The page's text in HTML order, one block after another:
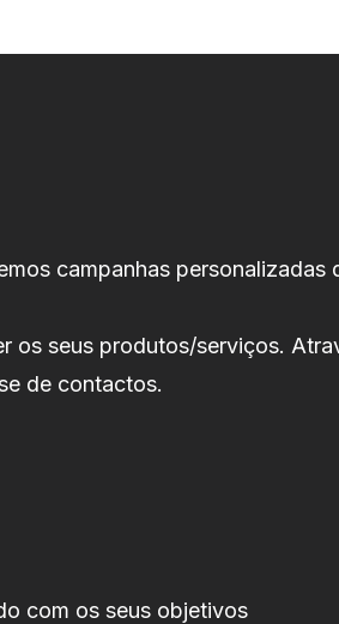
campanhas personalizadas
os seus produtos/serviços.
de contactos.
com os seus objetivos